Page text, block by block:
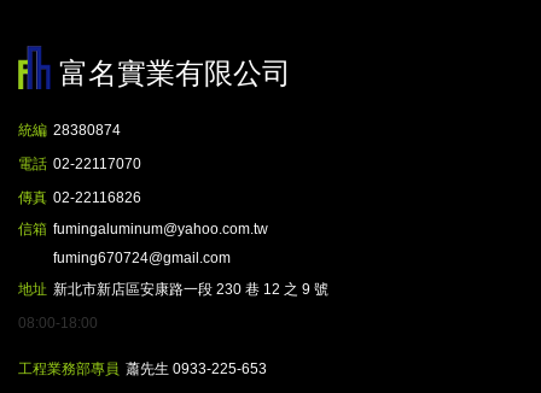
富名實業有限公司
統編 28380874
電話 02-22117070
傳真 02-22116826
信箱 fumingaluminum@yahoo.com.tw
fuming670724@gmail.com
地址 新北市新店區安康路一段 230 巷 12 之 9 號
08:00-18:00
工程業務部專員 蕭先生 0933-225-653